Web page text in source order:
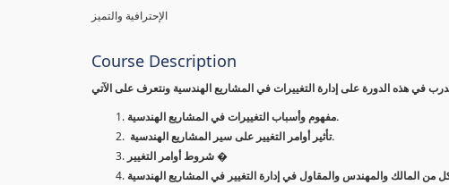
الإحترافية والتميز
Course Description
مفهوم وأسباب التغييرات في المشاريع الهندسية.
تأثير أوامر التغيير على سير المشاريع الهندسية.
شروط أوامر التغيير �